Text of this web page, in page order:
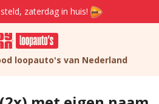
zaterdag in huis!
loopauto's van Nederland